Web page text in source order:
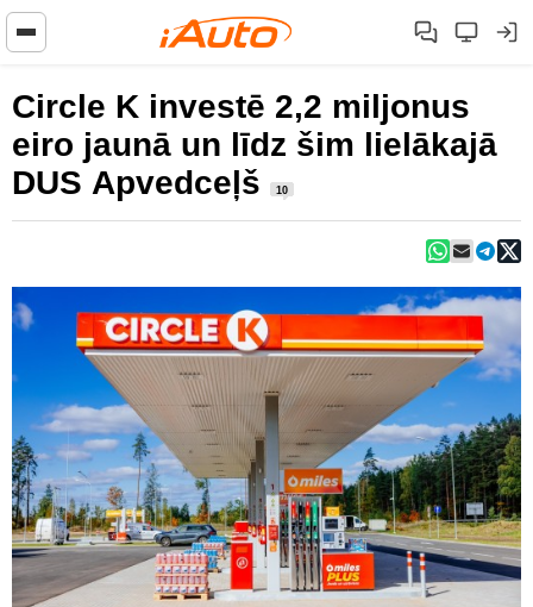
Circle K investē 2,2 miljonus
eiro jaunā un līdz šim lielākajā
DUS Apvedceļš
10